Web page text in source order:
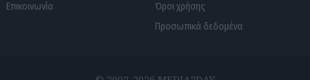
Επικοινωνία
Όροι χρήσης
Προσωπικά δεδομένα